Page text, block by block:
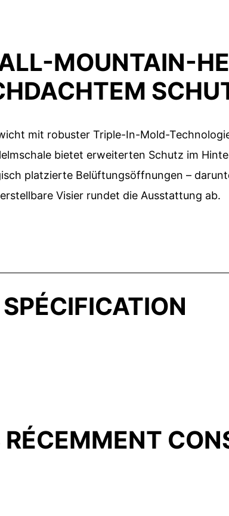
MOUNTAIN-
mit robuster Triple-In-Mold-
bietet erweiterten Schutz im
platzierte Belüftungsöffnungen –
Visier rundet die Ausstattung ab.
SPÉCIFICATION